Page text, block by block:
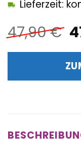
47,90€
Lieferzeit: